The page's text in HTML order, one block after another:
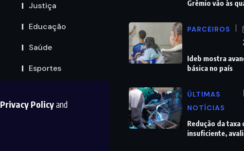
Privacy Policyand
Justiça
Educação
Saúde
Esportes
Grêmio vão às
PARCEIROS
Ideb mostra
básica no país
ÚLTIMAS
NOTÍCIAS
Redução da taxa
insuficiente,